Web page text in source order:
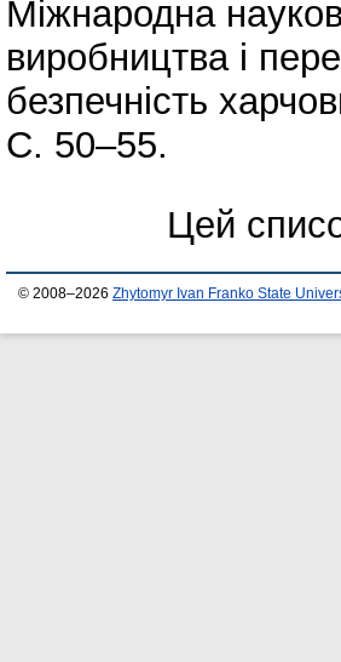
Міжнародна
виробництва і
безпечність
С. 50–55.
Цей
© 2008–2026 Zhytomyr Ivan Franko State